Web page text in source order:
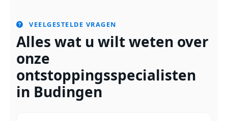
VEELGESTELDE VRAGEN
Alles wat u wilt weten over
onze
ontstoppingsspecialisten
in Budingen